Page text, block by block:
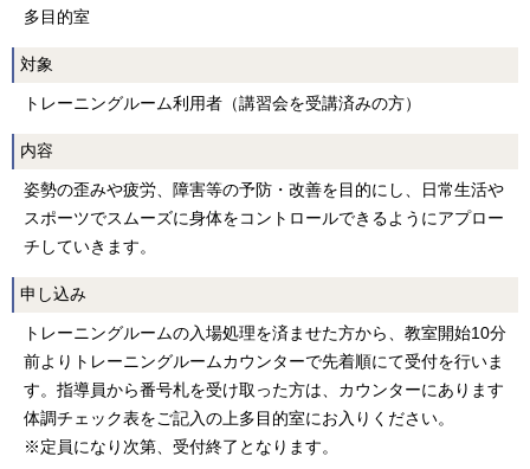
多目的室
対象
トレーニングルーム利用者（講習会を受講済みの方）
内容
姿勢の歪みや疲労、障害等の予防・改善を目的にし、日常生活や
スポーツでスムーズに身体をコントロールできるようにアプロー
チしていきます。
申し込み
トレーニングルームの入場処理を済ませた方から、教室開始10分
前よりトレーニングルームカウンターで先着順にて受付を行いま
す。指導員から番号札を受け取った方は、カウンターにあります
体調チェック表をご記入の上多目的室にお入りください。
※定員になり次第、受付終了となります。